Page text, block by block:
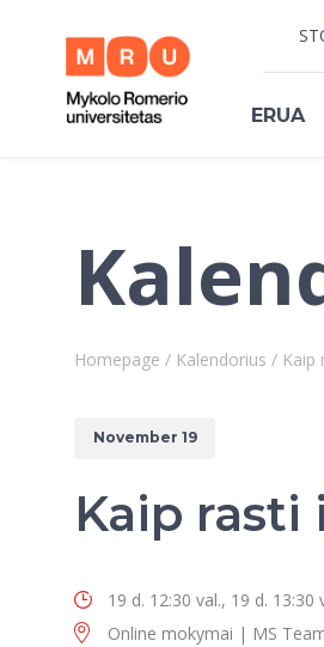
ERUA
Homepage / Kalendorius / Kaip
November 19
Kaip
19 d. 12:30 val., 19 d. 13:30
Online mokymai | MS